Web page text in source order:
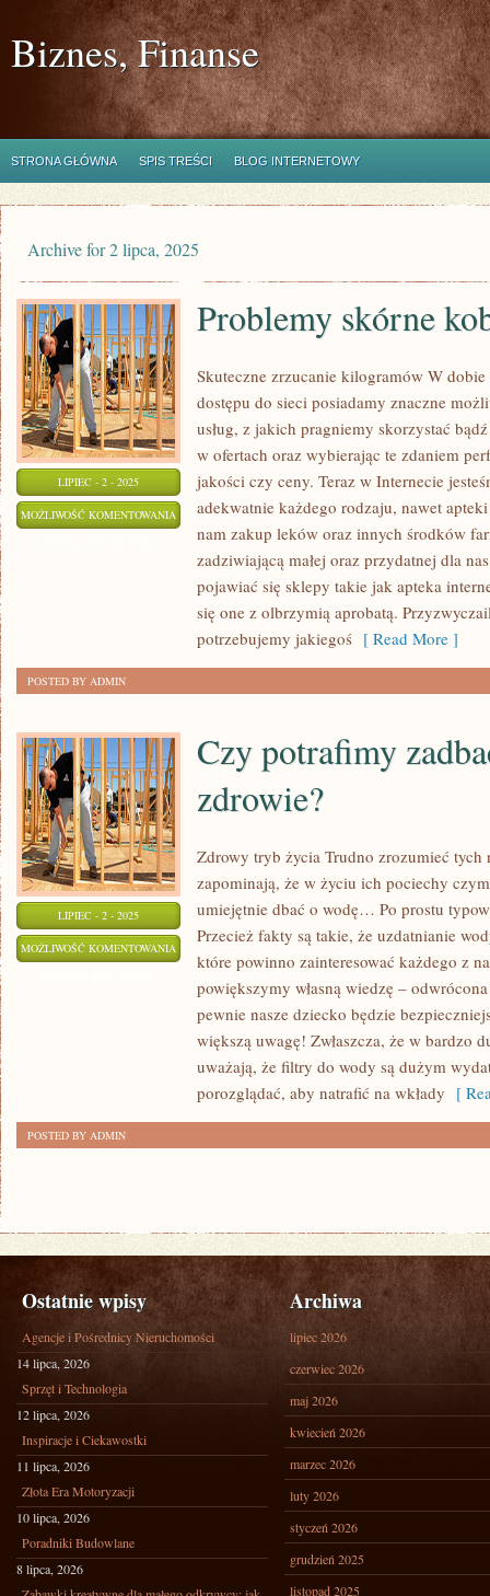
Biznes, Finanse
STRONA GŁÓWNA SPIS TREŚCI BLOG INTERNETOWY
Archive for 2 lipca, 2025
LIPIEC - 2 - 2025
MOŻLIWOŚĆ KOMENTOWANIA PROBLEMY
SKÓRNE
KOBIET
Problemy skórne
Skuteczne zrzucanie kilogramów W
dostępu do sieci posiadamy znaczne
usług, z jakich pragniemy skorzystać
w ofertach oraz wybierając te zdaniem
jakości czy ceny. Teraz w Internecie
adekwatnie każdego rodzaju, nawet
nam zakup leków oraz innych środków
zadziwiającą małej oraz przydatnej dla
pojawiać się sklepy takie jak apteka
się one z olbrzymią aprobatą.
potrzebujemy jakiegoś [ Read More ]
POSTED BY ADMIN
LIPIEC - 2 - 2025
MOŻLIWOŚĆ KOMENTOWANIA
POTRAFIMY
ZADBAĆ
Czy potrafimy
zdrowie?
Zdrowy tryb życia Trudno zrozumieć
zapominają, że w życiu ich pociechy
umiejętnie dbać o wodę… Po prostu
Przecież fakty są takie, że uzdatnianie
które powinno zainteresować każdego z
powiększymy własną wiedzę –
pewnie nasze dziecko będzie
większą uwagę! Zwłaszcza, że w bardzo
uważają, że filtry do wody są dużym
porozglądać, aby natrafić na wkłady [
POSTED BY ADMIN
Ostatnie wpisy
Agencje i Pośrednicy Nieruchomości
14 lipca, 2026
Sprzęt i Technologia
12 lipca, 2026
Inspiracje i Ciekawostki
11 lipca, 2026
Złota Era Motoryzacji
10 lipca, 2026
Poradniki Budowlane
8 lipca, 2026
Archiwa
lipiec 2026
czerwiec 2026
maj 2026
kwiecień 2026
marzec 2026
luty 2026
styczeń 2026
grudzień 2025
listopad 2025